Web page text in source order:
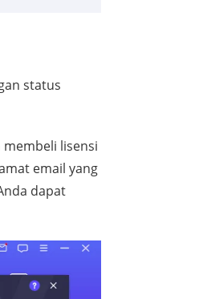
status
lisensi
email yang
dapat